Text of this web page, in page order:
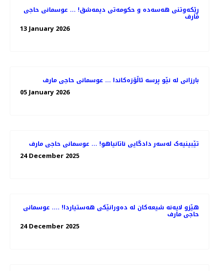
ڕێکەوتنی هەسەدە و حکومەتی دیمەشق! ... عوسمانی حاجی
مارف
13 January 2026
بارزانی لە نێو پرسە ئاڵۆزەکاندا ... عوسمانی حاجی مارف
05 January 2026
تێبینیەک لەسەر دادگایی ناتانیاهو! ... عوسمانی حاجی مارف
24 December 2025
هێزو لایەنە شیعەکان لە دەورانێکی هەستیاردا! .... عوسمانی
حاجی مارف
24 December 2025